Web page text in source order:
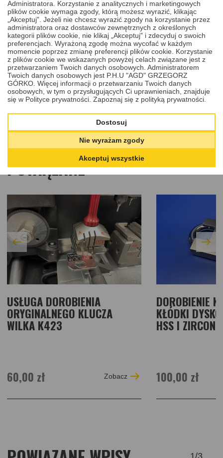
Cena
150,00 PLN DODAJDO KOSZYKA
2/5
PRODUKTY I USŁUGI
POWIĄZANE
USŁUGA DOROBIENIA
ORYGINALNEGO KLUCZA
WILKA K423
60,00 zł Zobacz
DOROBIENIE
KŁÓDKI
HSS I ZIRCON
100,00 zł
Administratora. Korzystanie z analitycznych i marketingowych
plików cookie wymaga zgody, którą możesz wyrazić, klikając
„Akceptuj”. Jeżeli nie chcesz wyrazić zgody na korzystanie przez
administratora oraz dostawców zewnętrznych z określonych
kategorii plików cookie, nie klikaj „Akceptuj” i zdecyduj o swoich
preferencjach. Wyrażoną zgodę można wycofać w każdym
momencie poprzez zmianę preferencji plików cookie. Korzystanie
z plików cookie we wskazanych powyżej celach związane jest z
przetwarzaniem Twoich danych osobowych. Administratorem
Twoich danych osobowych jest P.H.U "AGD" GRZEGORZ
GÓRKO. Więcej informacji o przetwarzaniu Twoich danych
osobowych, w tym o przysługujących Ci uprawnieniach, znajduje
się w Polityce prywatności. Zapoznaj się z polityką prywatności.
Dostosuj
Nie wyrażam zgody
Akceptuj wszystkie